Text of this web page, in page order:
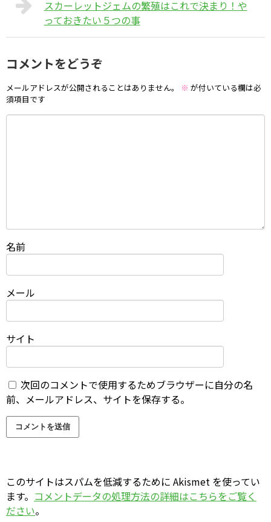
スカーレットジェムの繁殖はこれで決まり！や
っておきたい５つの事
コメントをどうぞ
メールアドレスが公開されることはありません。 ※ が付いている欄は必
須項目です
名前
メール
サイト
次回のコメントで使用するためブラウザーに自分の名
前、メールアドレス、サイトを保存する。
このサイトはスパムを低減するために Akismet を使ってい
ます。 コメントデータの処理方法の詳細はこちらをご覧く
ださい。